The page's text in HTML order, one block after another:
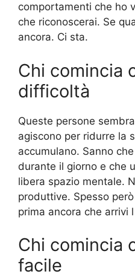
comportamenti che ho
che riconoscerai. Se
ancora. Ci sta.
Chi comincia
difficoltà
Queste persone
agiscono per ridurre la
accumulano. Sanno
durante il giorno e che
libera spazio mentale.
produttive. Spesso
prima ancora che arrivi
Chi comincia
facile